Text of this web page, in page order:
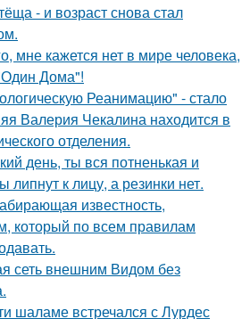
- и возраст снова стал
мне кажется нет в мире человека,
Дома"!
Реанимацию" - стало
Валерия Чекалина находится в
отделения.
день, ты вся потненькая и
липнут к лицу, а резинки нет.
известность,
который по всем правилам
сеть внешним Видом без
шаламе встречался с Лурдес